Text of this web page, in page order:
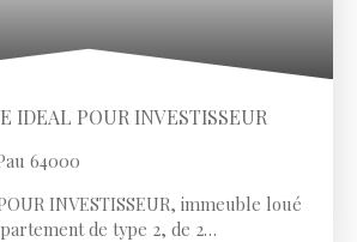
IDEAL POUR INVESTISSEUR
64000
INVESTISSEUR, immeuble loué
de type 2, de 2